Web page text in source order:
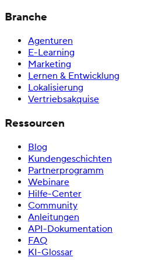
Branche
Agenturen
E-Learning
Marketing
Lernen & Entwicklung
Lokalisierung
Vertriebsakquise
Ressourcen
Blog
Kundengeschichten
Partnerprogramm
Webinare
Hilfe-Center
Community
Anleitungen
API-Dokumentation
FAQ
KI-Glossar